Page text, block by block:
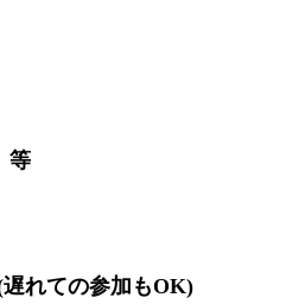
等
遅れての参加もOK)